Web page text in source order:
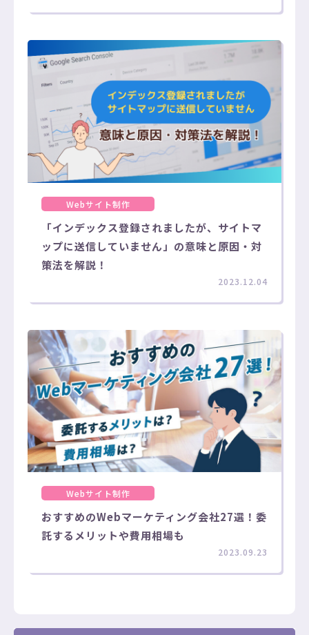
Webサイト制作
「インデックス登録されましたが、サイトマ
ップに送信していません」の意味と原因・対
策法を解説！
2023.12.04
Webサイト制作
おすすめのWebマーケティング会社27選！委
託するメリットや費用相場も
2023.09.23